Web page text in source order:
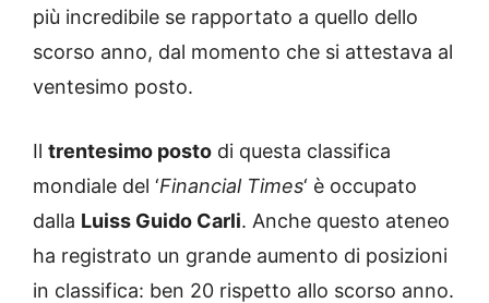
più incredibile se rapportato a quello dello
scorso anno, dal momento che si attestava al
ventesimo posto.
Il trentesimo posto di questa classifica
mondiale del ‘Financial Times‘ è occupato
dalla Luiss Guido Carli. Anche questo ateneo
ha registrato un grande aumento di posizioni
in classifica: ben 20 rispetto allo scorso anno.